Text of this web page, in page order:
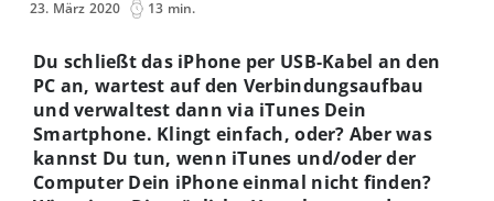
23. März 2020 13 min.
Du schließt das iPhone per USB-Kabel an den
PC an, wartest auf den Verbindungsaufbau
und verwaltest dann via iTunes Dein
Smartphone. Klingt einfach, oder? Aber was
kannst Du tun, wenn iTunes und/oder der
Computer Dein iPhone einmal nicht finden?